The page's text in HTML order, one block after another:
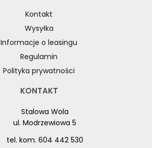
Kontakt
Wysyłka
Informacje o leasingu
Regulamin
Polityka prywatności
KONTAKT
Stalowa Wola
ul. Modrzewiowa 5
tel. kom. 604 442 530